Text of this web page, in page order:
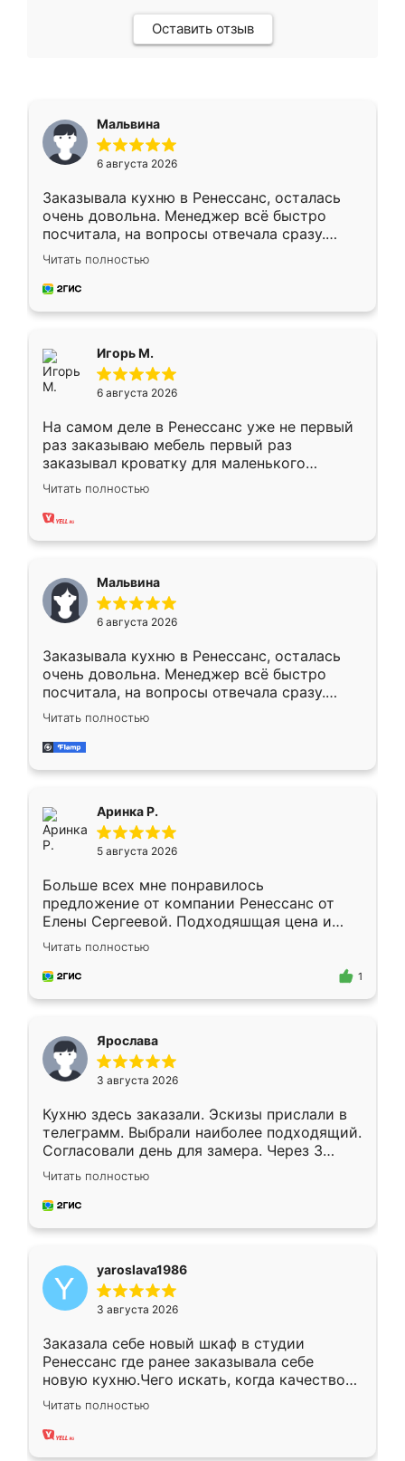
Оставить отзыв
Мальвина
6 августа 2026
Заказывала кухню в Ренессанс, осталась
очень довольна. Менеджер всё быстро
посчитала, на вопросы отвечала сразу.
Замерщик приехал в субботу, подошёл к
делу со всей ответственностью. Собрали
за день, ребята работали аккуратно, даже
Читать полностью
Игорь М.
6 августа 2026
На самом деле в Ренессанс уже не первый
раз заказываю мебель первый раз
заказывал кроватку для маленького
ребёнка при его рождении ,во второй раз
заказал шкаф-купе. По качеству очень
хорошее сборка достаточно быстрая,
меньше, здесь же он более разнообразный.
Мне нравится ,если что-то потребуется из
мебели буду заказывать только здесь.
Читать полностью
Мальвина
6 августа 2026
Заказывала кухню в Ренессанс, осталась
очень довольна. Менеджер всё быстро
посчитала, на вопросы отвечала сразу.
Замерщик приехал в субботу, подошёл к
делу со всей ответственностью. Собрали
за день, ребята работали аккуратно, даже
Читать полностью
Аринка Р.
5 августа 2026
Больше всех мне понравилось
предложение от компании Ренессанс от
Елены Сергеевой. Подходяшщая цена и
короткие сроки изготовления. Приехавший
для замера сотрудник Владислав
предложил по моему эскизу самый
Читать полностью
1
Ярослава
3 августа 2026
Кухню здесь заказали. Эскизы прислали в
телеграмм. Выбрали наиболее подходящий.
Согласовали день для замера. Через 3
недели кухня была уже готова. Остались
довольны работой. Спасибо Ренессанс
мебель за качественную работу!
Читать полностью
yaroslava1986
3 августа 2026
Заказала себе новый шкаф в студии
Ренессанс где ранее заказывала себе
новую кухню.Чего искать, когда качеством
вполне довольна. Служит кухня уже почти
два года, нареканий нет.
Читать полностью